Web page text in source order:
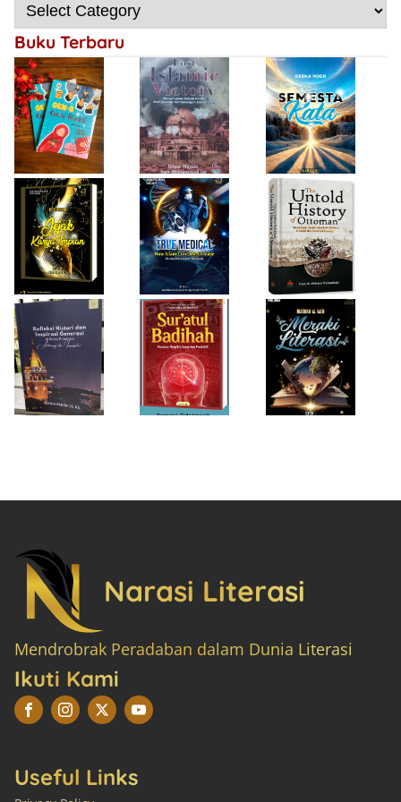
Buku Terbaru
Gen-Q Kece Badai
Kemenangan
Isty Daiyah
Jejak Karya Impian
Firda Umayah
True Medical,
Bukan Sekadar
Buku Medis
Haifa Eimaan
The Untold
History of
Ottoman
Desi Wulan Sari
Refleksi Histori
dan Inspirasi
Generasi di Masa
Pandemi
“Achieving the
Impossible”
Firda Umayah
Sur'atul Badihah,
Panduan Berpikir
Cepat dan
Produktif
Sartinah
Rempaka
Literasiku
Narasi Literasi
Mendrobrak Peradaban dalam Dunia Literasi
Ikuti Kami
Useful Links